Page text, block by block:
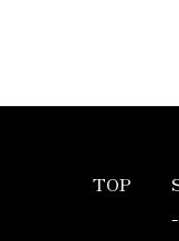
TOP